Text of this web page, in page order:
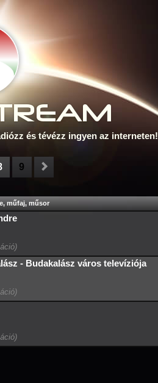
és tévézz ingyen az interneten!
9
műfaj, műsor
- Budakalász város televíziója